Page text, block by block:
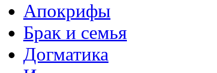
Апокрифы
Брак и семья
Догматика